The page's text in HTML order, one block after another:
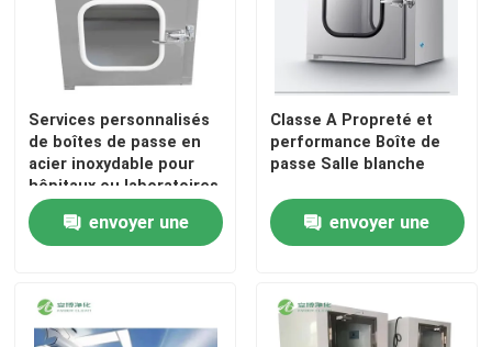
Contactez-nous
Nouvelles
Cas
Pièce propre modulaire
Services personnalisés
de boîtes de passe en
acier inoxydable pour
hôpitaux ou laboratoires
envoyer une
Classe A Propreté et
performance Boîte de
passe Salle blanche
envoyer une